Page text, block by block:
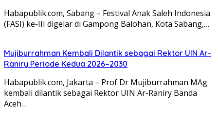
Habapublik.com, Sabang – Festival Anak Saleh Indonesia
(FASI) ke-III digelar di Gampong Balohan, Kota Sabang,…
Mujiburrahman Kembali Dilantik sebagai Rektor UIN Ar-
Raniry Periode Kedua 2026–2030
Habapublik.com, Jakarta – Prof Dr Mujiburrahman MAg
kembali dilantik sebagai Rektor UIN Ar-Raniry Banda
Aceh…